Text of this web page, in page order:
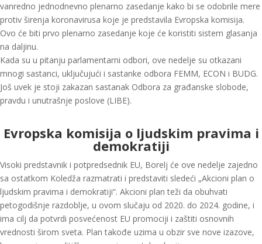
vanredno jednodnevno plenarno zasedanje kako bi se odobrile mere
protiv širenja koronavirusa koje je predstavila Evropska komisija.
Ovo će biti prvo plenarno zasedanje koje će koristiti sistem glasanja
na daljinu.
Kada su u pitanju parlamentarni odbori, ove nedelje su otkazani
mnogi sastanci, uključujući i sastanke odbora FEMM, ECON i BUDG.
Još uvek je stoji zakazan sastanak Odbora za građanske slobode,
pravdu i unutrašnje poslove (LIBE).
Evropska komisija o ljudskim pravima i
demokratiji
Visoki predstavnik i potpredsednik EU, Borelj će ove nedelje zajedno
sa ostatkom Koledža razmatrati i predstaviti sledeći „Akcioni plan o
ljudskim pravima i demokratiji“. Akcioni plan teži da obuhvati
petogodišnje razdoblje, u ovom slučaju od 2020. do 2024. godine, i
ima cilj da potvrdi posvećenost EU promociji i zaštiti osnovnih
vrednosti širom sveta. Plan takođe uzima u obzir sve nove izazove,